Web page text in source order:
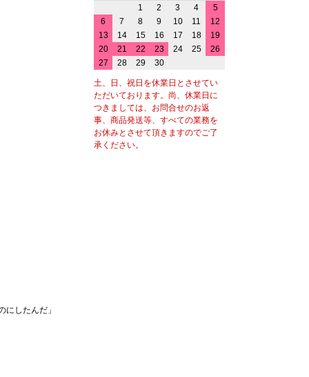
にしたんだ」
1 2 3 4
5
6
7 8 9 10 11
12
13
14 15 16 17 18
19
20
21 22 23 24 25
26
27
28 29 30
土、日、祝日を休業日とさせてい
ただいております。尚、休業日に
つきましては、お問合せのお返
事、商品発送等、すべての業務を
お休みとさせて頂きますのでご了
承ください。